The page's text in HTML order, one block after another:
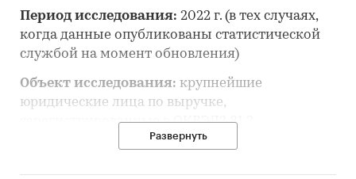
Период исследования: 2022 г. (в тех случаях,
когда данные опубликованы статистической
службой на момент обновления)
Объект исследования: крупнейшие
юридические лица по выручке,
зарегистрированные в ОКВЭД2 81.2
«Деятельность по чистке и уборке».
Развернуть